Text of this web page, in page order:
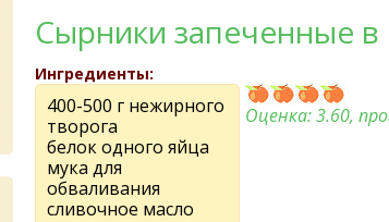
Сырники запеченные
Ингредиенты:
400-500 г нежирного
творога
белок одного яйца
мука для
обваливания
сливочное масло
Оценка:3.60,